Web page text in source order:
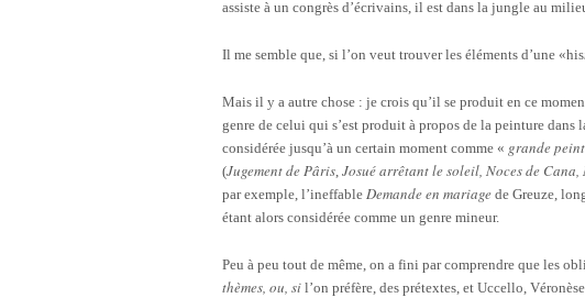
assiste à un congrès d’écrivains, il est dans la jungle au
Il me semble que, si l’on veut trouver les éléments d’une «his
Mais il y a autre chose : je crois qu’il se produit en ce
genre de celui qui s’est produit à propos de la peinture
considérée jusqu’à un certain moment comme « grande
(Jugement de Pâris Josué arrêtant le soleil, Noces de
par exemple, l’ineffable Demande en mariage de Greuze,
étant alors considérée comme un genre mineur.
Peu à peu tout de même, on a fini par comprendre que les
thèmes, ou, si l’on préfère, des prétextes, et Uccello,